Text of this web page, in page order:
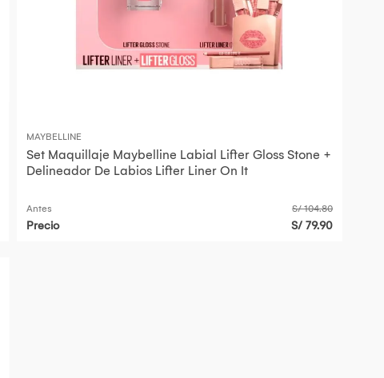
MAYBELLINE
Set Maquillaje Maybelline Labial Lifter Gloss Stone +
Delineador De Labios Lifter Liner On It
Antes S/ 104.80
Precio S/ 79.90